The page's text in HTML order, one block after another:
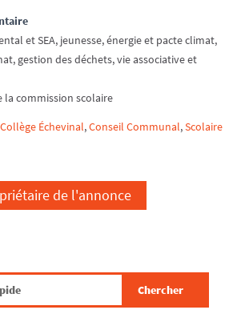
et SEA, jeunesse, énergie et pacte climat,
gestion des déchets, vie associative et
la commission scolaire
Collège Échevinal,Conseil Communal,Scolaire
de l'annonce